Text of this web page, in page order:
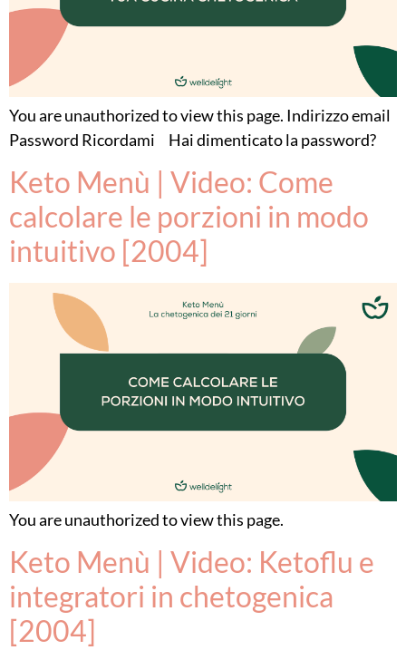
You are unauthorized to view this page. Indirizzo email
Password Ricordami Hai dimenticato la password?
Keto Menù | Video: Come
calcolare le porzioni in modo
intuitivo [2004]
You are unauthorized to view this page.
Keto Menù | Video: Ketoflu e
integratori in chetogenica
[2004]